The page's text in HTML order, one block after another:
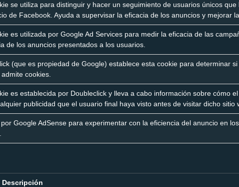
se utiliza para distinguir y hacer un seguimiento de usuarios únicos
de Facebook. Ayuda a supervisar la eficacia de los anuncios y mejorar
es utilizada por Google Ad Services para medir la eficacia de las
de los anuncios presentados a los usuarios.
(que es propiedad de Google) establece esta cookie para determinar
cookies.
es establecida por Doubleclick y lleva a cabo información sobre cómo
publicidad que el usuario final haya visto antes de visitar dicho sitio
Google AdSense para experimentar con la eficiencia del anuncio en
Descripción